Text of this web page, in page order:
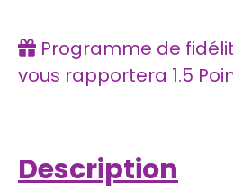
Programme de
vous rapportera 1.5
Description